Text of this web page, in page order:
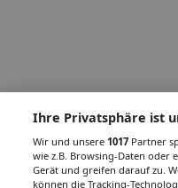
Ihre Privatsphäre ist
Wir und unsere1017 Partner
wie z.B. Browsing-Daten oder
Gerät und greifen darauf zu.
können die Tracking-